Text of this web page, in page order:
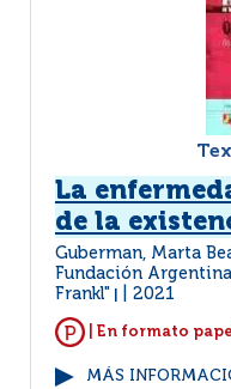
La
de la
Guberman, Marta
Fundación
Frankl"
2021
| En formato
MÁS